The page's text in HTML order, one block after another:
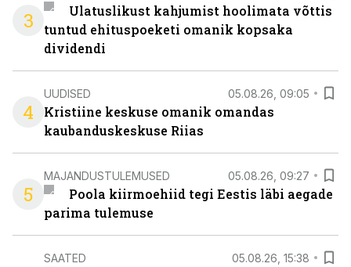
3
Ulatuslikust kahjumist hoolimata võttis
tuntud ehituspoeketi omanik kopsaka
dividendi
4
UUDISED 05.08.26, 09:05
Kristiine keskuse omanik omandas
kaubanduskeskuse Riias
5
MAJANDUSTULEMUSED 05.08.26, 09:27
Poola kiirmoehiid tegi Eestis läbi aegade
parima tulemuse
SAATED 05.08.26, 15:38